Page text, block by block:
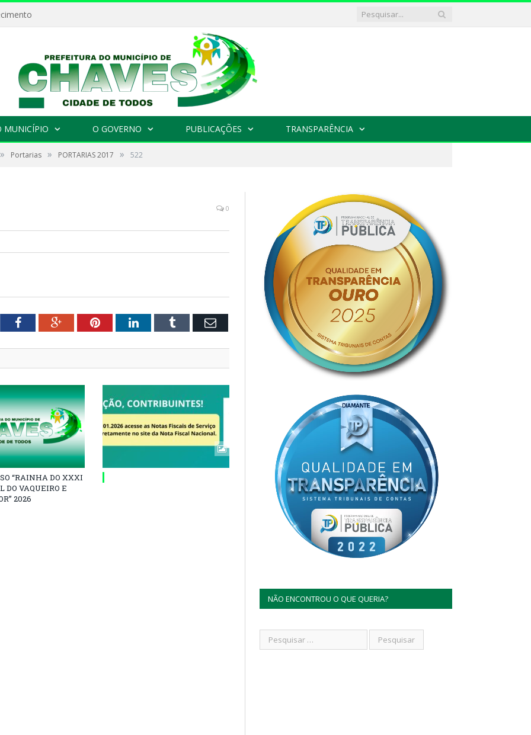
MUNICÍPIO O GOVERNO PUBLICAÇÕES TRANSPARÊNCIA
» Portarias » PORTARIAS 2017 » 522
0
FacebookGoogle+PinterestLinkedInTumblr Email
“RAINHA DO XXXI
DO VAQUEIRO E
2026
NÃO ENCONTROU O QUE QUERIA?